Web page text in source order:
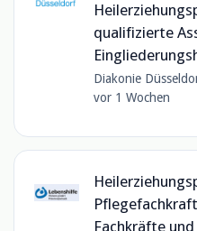
qualifizierte
Diakonie
vor 1 Wochen
Fachkräfte